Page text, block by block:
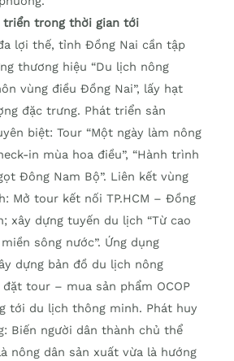
trong thời gian tới
lợi thế, tỉnh Đồng Nai cần tập
thương hiệu “Du lịch nông
vùng điều Đồng Nai”, lấy hạt
đặc trưng. Phát triển sản
biệt: Tour “Một ngày làm nông
in mùa hoa điều”, “Hành trình
Đông Nam Bộ”. Liên kết vùng
Mở tour kết nối TP.HCM – Đồng
xây dựng tuyến du lịch “Từ cao
sông nước”. Ứng dụng
dựng bản đồ du lịch nông
tour – mua sản phẩm OCOP
tới du lịch thông minh. Phát huy
Biến người dân thành chủ thể
nông dân sản xuất vừa là hướng